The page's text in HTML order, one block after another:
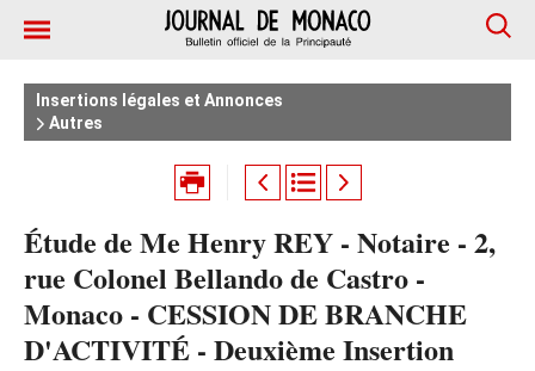
Insertions légales et Annonces
Autres
Étude de Me Henry REY - Notaire - 2,
rue Colonel Bellando de Castro -
Monaco - CESSION DE BRANCHE
D'ACTIVITÉ - Deuxième Insertion